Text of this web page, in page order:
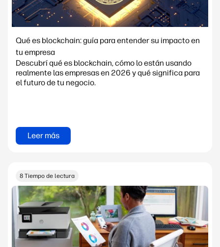
Qué es blockchain: guía para entender su impacto en
tu empresa
Descubrí qué es blockchain, cómo lo están usando
realmente las empresas en 2026 y qué significa para
el futuro de tu negocio.
Leer más
8 Tiempo de lectura